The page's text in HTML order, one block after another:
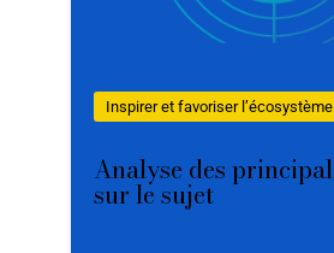
Inspirer et favoriser
Analyse des
sur le sujet